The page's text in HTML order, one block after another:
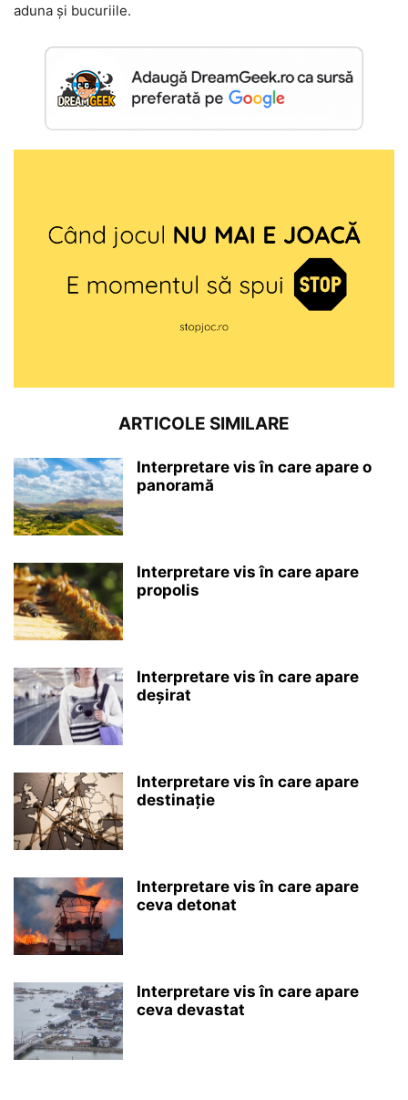
aduna și bucuriile.
ARTICOLE SIMILARE
Interpretare vis în care apare o
panoramă
Interpretare vis în care apare
propolis
Interpretare vis în care apare
deșirat
Interpretare vis în care apare
destinație
Interpretare vis în care apare
ceva detonat
Interpretare vis în care apare
ceva devastat